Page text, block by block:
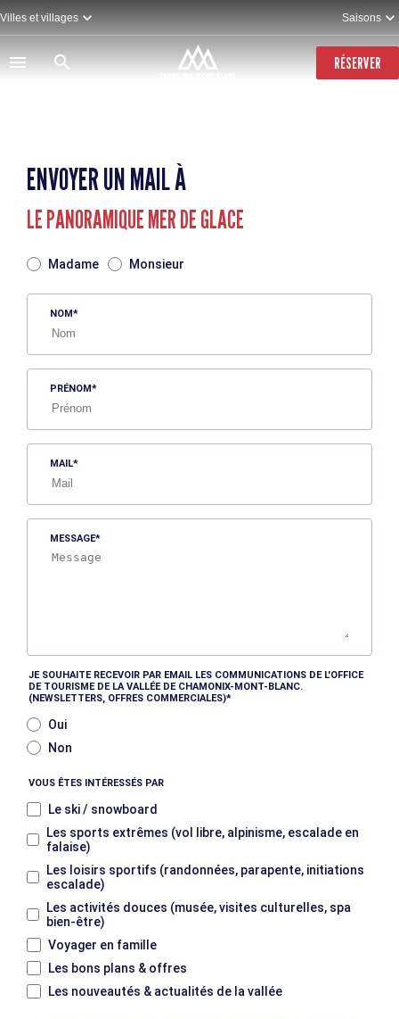
Aller
au
contenu
principal
Villes et villages Saisons
RÉSERVER
ENVOYER UN MAIL À
LE PANORAMIQUE MER DE GLACE
Madame Monsieur
NOM
PRÉNOM
MAIL
MESSAGE
JE SOUHAITE RECEVOIR PAR EMAIL LES COMMUNICATIONS DE L'OFFICE
DE TOURISME DE LA VALLÉE DE CHAMONIX-MONT-BLANC.
(NEWSLETTERS, OFFRES COMMERCIALES)
Oui
Non
VOUS ÊTES INTÉRESSÉS PAR
Le ski / snowboard
Les sports extrêmes (vol libre, alpinisme, escalade en
falaise)
Les loisirs sportifs (randonnées, parapente, initiations
escalade)
Les activités douces (musée, visites culturelles, spa
bien-être)
Voyager en famille
Les bons plans & offres
Les nouveautés & actualités de la vallée